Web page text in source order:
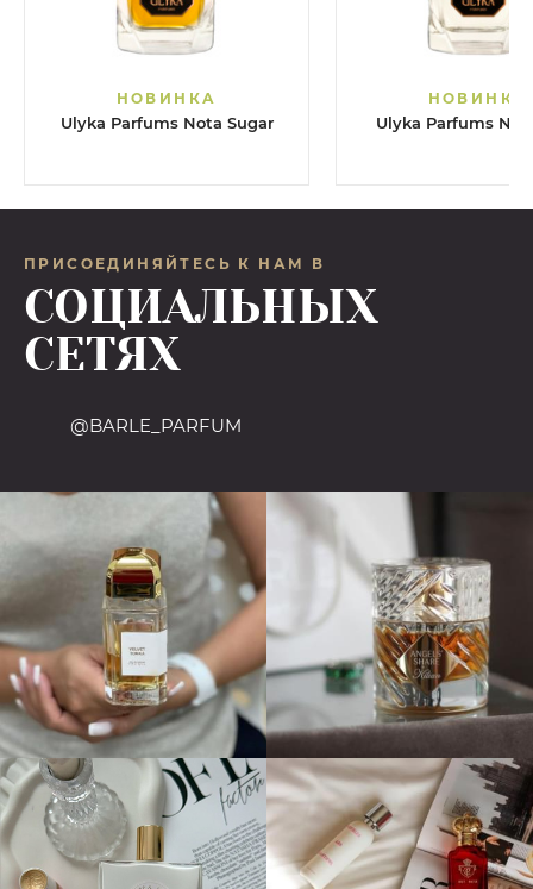
НОВИНКА
Ulyka Parfums Nota Sugar
НОВИНКА
Ulyka Parfums
ПРИСОЕДИНЯЙТЕСЬ К НАМ В
СОЦИАЛЬНЫХ
СЕТЯХ
@BARLE_PARFUM